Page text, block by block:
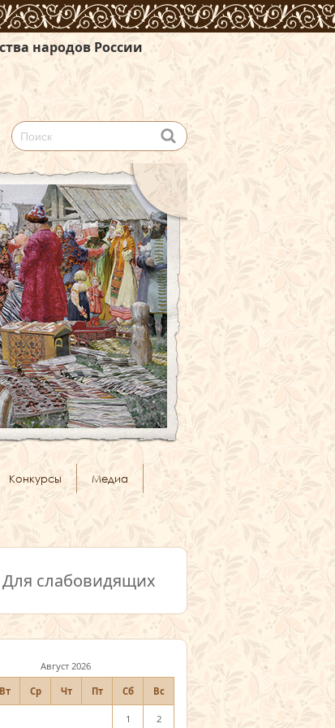
Конкурсы Медиа
Для слабовидящих
Август 2026
Вт Ср Чт Пт Сб Вс
1 2